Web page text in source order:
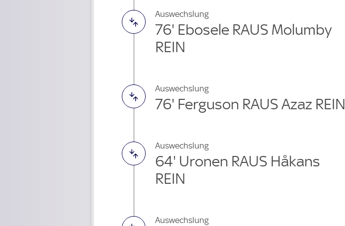
Auswechslung
76' Ebosele RAUS Molumby
REIN
Auswechslung
76' Ferguson RAUS Azaz REIN
Auswechslung
64' Uronen RAUS Håkans
REIN
Auswechslung